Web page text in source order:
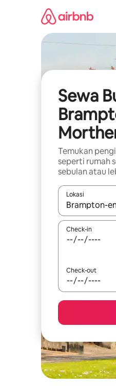
Sewa
Temukan
seperti rumah
sebulan atau
Lokasi
Jika hasil
Check-in
Check-out